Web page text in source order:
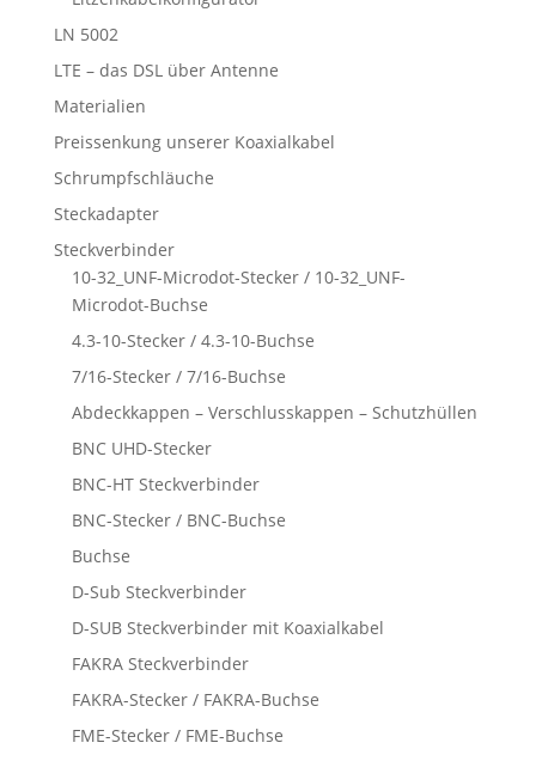
LN 5002
LTE – das DSL über Antenne
Materialien
Preissenkung unserer Koaxialkabel
Schrumpfschläuche
Steckadapter
Steckverbinder
10-32_UNF-Microdot-Stecker / 10-32_UNF-
Microdot-Buchse
4.3-10-Stecker / 4.3-10-Buchse
7/16-Stecker / 7/16-Buchse
Abdeckkappen – Verschlusskappen – Schutzhüllen
BNC UHD-Stecker
BNC-HT Steckverbinder
BNC-Stecker / BNC-Buchse
Buchse
D-Sub Steckverbinder
D-SUB Steckverbinder mit Koaxialkabel
FAKRA Steckverbinder
FAKRA-Stecker / FAKRA-Buchse
FME-Stecker / FME-Buchse